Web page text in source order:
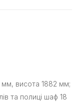
висота 1882 мм;
та полиці шаф 18